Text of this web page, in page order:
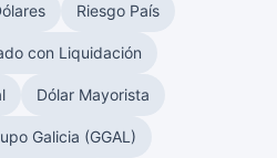
Riesgo País
con Liquidación
Dólar Mayorista
Galicia (GGAL)